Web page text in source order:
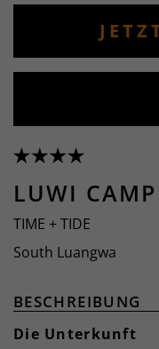
LUWI CAMP
TIME + TIDE
South Luangwa
BESCHREIBUNG
Die Unterkunft